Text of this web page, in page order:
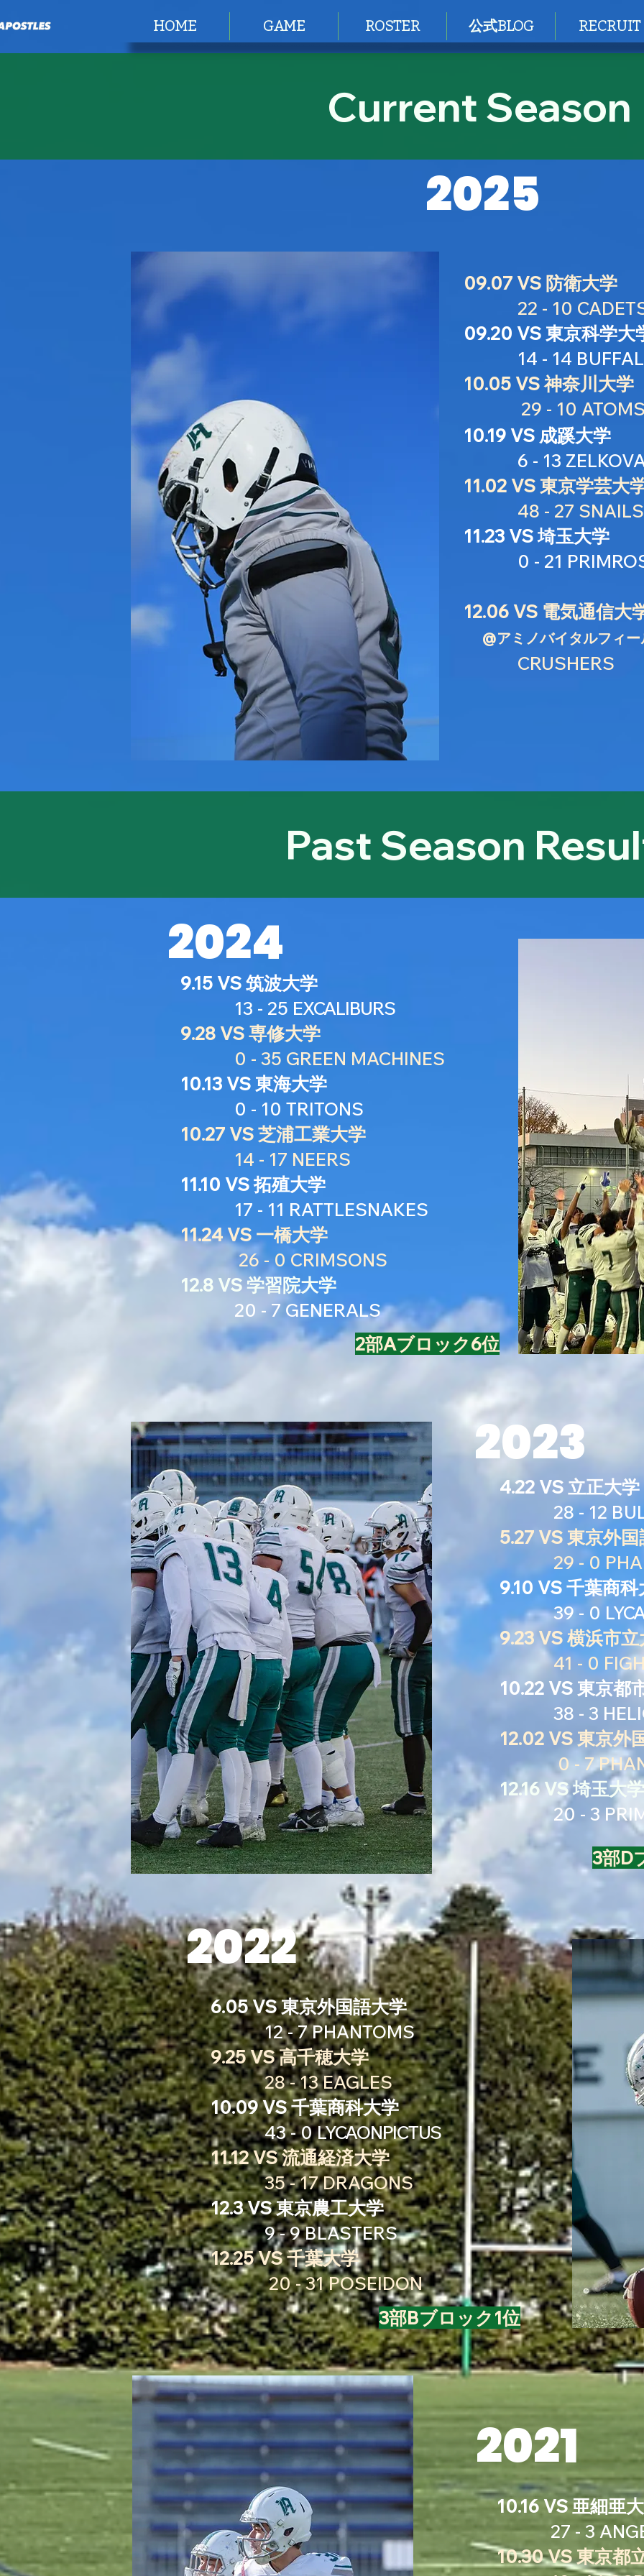
HOME GAME ROSTER 公式BLOG RECRUIT
Current Season
2025
09.07 VS 防衛大学
22 - 10
09.20 VS 東京科学大
14 - 14
10.05 VS 神奈川大学
29 - 10
10.19 VS 成蹊大学
6 - 13
11.02 VS 東京学芸大
48 - 27 SNAILS
11.23 VS 埼玉大学
0 - 21
12.06 VS 電気通信大
@アミノバイタルフィ
CRUSHERS
Past Season
2024
9.15 VS 筑波大学
13 - 25 EXCALIBURS
9.28 VS 専修大学
0 - 35 GREEN MACHINES
10.13 VS 東海大学
0 - 10 TRITONS
10.27 VS 芝浦工業大学
14 - 17 NEERS
11.10 VS 拓殖大学
17 - 11 RATTLESNAKES
11.24 VS 一橋大学
26 - 0 CRIMSONS
12.8 VS 学習院大学
20 - 7 GENERALS
2部Aブロック6位
2023
4.22 VS 立正大学
28 - 12
5.27 VS 東京外
29 - 0
9.10 VS 千葉商科
39 - 0
9.23 VS 横浜市立
41 - 0
10.22 VS 東京都
38 - 3
12.02 VS 東京外
0 - 7
12.16 VS 埼玉大学
20 - 3
3部D
2022
6.05 VS 東京外国語大学
12 - 7 PHANTOMS
9.25 VS 高千穂大学
28 - 13 EAGLES
10.09 VS 千葉商科大学
43 - 0LYCAONPICTUS
11.12 VS 流通経済大学
35 - 17 DRAGONS
12.3 VS 東京農工大学
9 - 9 BLASTERS
12.25 VS 千葉大学
20 - 31 POSEIDON
3部Bブロック1位
10.16 VS 亜細亜
27 - 3
10.30 VS 東京都
2021